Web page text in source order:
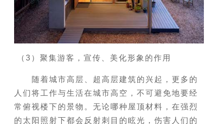
（3）聚集游客，宣传、美化形象的作用
随着城市高层、超高层建筑的兴起，更多的
人们将工作与生活在城市高空，不可避免地要经
常俯视楼下的景物。无论哪种屋顶材料，在强烈
的太阳照射下都会反射刺目的眩光，伤害人们的